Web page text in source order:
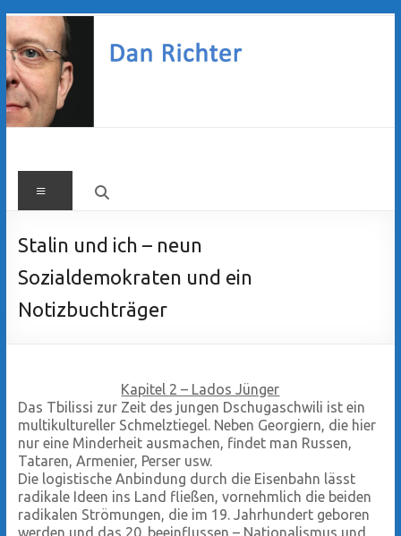
Zum
Inhalt
springen
Dan
Richter
Menü
Stalin und ich – neun
Sozialdemokraten und ein
Notizbuchträger
Kapitel 2 – Lados Jünger
Das Tbilissi zur Zeit des jungen Dschugaschwili ist ein
multikultureller Schmelztiegel. Neben Georgiern, die hier
nur eine Minderheit ausmachen, findet man Russen,
Tataren, Armenier, Perser usw.
Die logistische Anbindung durch die Eisenbahn lässt
radikale Ideen ins Land fließen, vornehmlich die beiden
radikalen Strömungen, die im 19. Jahrhundert geboren
werden und das 20. beeinflussen – Nationalismus und